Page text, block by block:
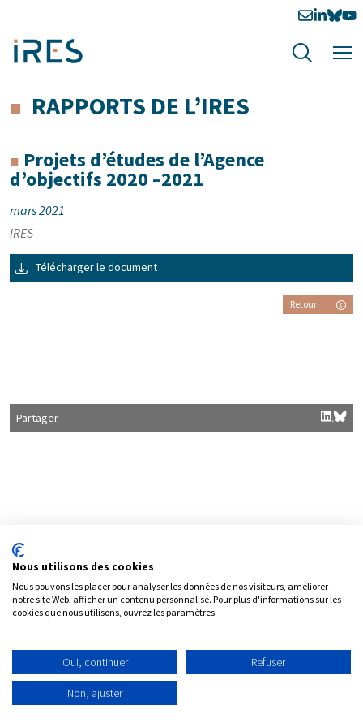
RAPPORTS DE L’IRES
Projets d’études de l’Agence
d’objectifs 2020 –2021
mars 2021
IRES
Télécharger le document
Retour
Partager
Politique de protection des données personnelles
Nous utilisons des cookies
Nous pouvons les placer pour analyser les données de nos visiteurs, améliorer
notre site Web, afficher un contenu personnalisé. Pour plus d'informations sur les
cookies que nous utilisons, ouvrez les paramètres.
Oui, continuer Refuser
Non, ajuster